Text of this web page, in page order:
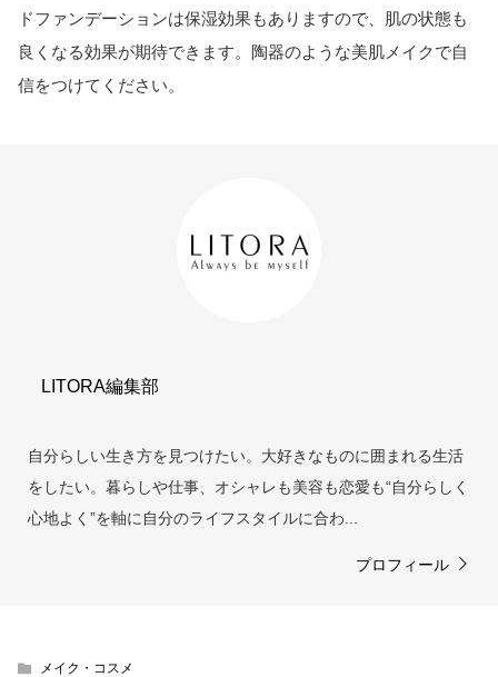
ドファンデーションは保湿効果もありますので、肌の状態も
良くなる効果が期待できます。陶器のような美肌メイクで自
信をつけてください。
LITORA編集部
自分らしい生き方を見つけたい。大好きなものに囲まれる生活
をしたい。暮らしや仕事、オシャレも美容も恋愛も“自分らしく
心地よく”を軸に自分のライフスタイルに合わ...
プロフィール
メイク・コスメ